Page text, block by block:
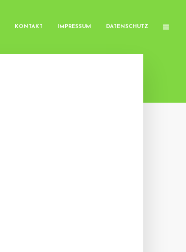
KONTAKT IMPRESSUM DATENSCHUTZ